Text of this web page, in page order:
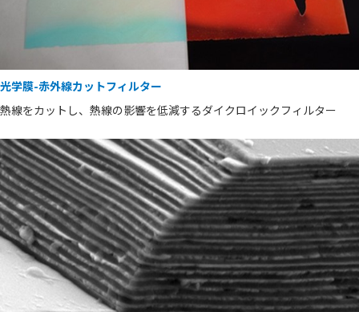
光学膜-赤外線カットフィルター
熱線をカットし、熱線の影響を低減するダイクロイックフィルター